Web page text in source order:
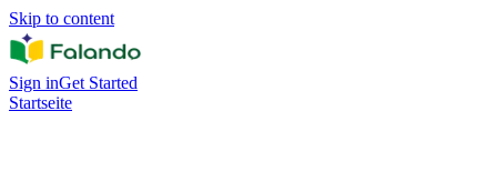
Skip to content
Sign inGet Started
Startseite